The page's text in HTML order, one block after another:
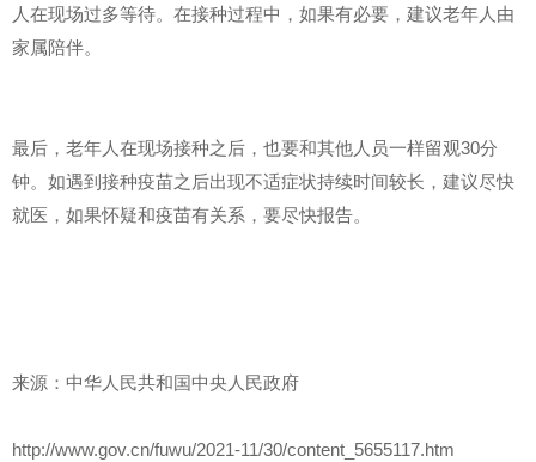
人在现场过多等待。在接种过程中，如果有必要，建议老年人由
家属陪伴。
最后，老年人在现场接种之后，也要和其他人员一样留观30分
钟。如遇到接种疫苗之后出现不适症状持续时间较长，建议尽快
就医，如果怀疑和疫苗有关系，要尽快报告。
来源：中华人民共和国中央人民政府
http://www.gov.cn/fuwu/2021-11/30/content_5655117.htm